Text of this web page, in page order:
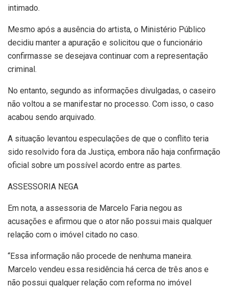
intimado.
Mesmo após a ausência do artista, o Ministério Público
decidiu manter a apuração e solicitou que o funcionário
confirmasse se desejava continuar com a representação
criminal.
No entanto, segundo as informações divulgadas, o caseiro
não voltou a se manifestar no processo. Com isso, o caso
acabou sendo arquivado.
A situação levantou especulações de que o conflito teria
sido resolvido fora da Justiça, embora não haja confirmação
oficial sobre um possível acordo entre as partes.
ASSESSORIA NEGA
Em nota, a assessoria de Marcelo Faria negou as
acusações e afirmou que o ator não possui mais qualquer
relação com o imóvel citado no caso.
“Essa informação não procede de nenhuma maneira.
Marcelo vendeu essa residência há cerca de três anos e
não possui qualquer relação com reforma no imóvel